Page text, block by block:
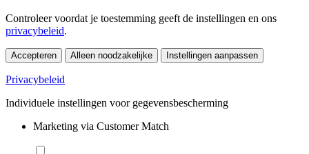
Controleer voordat je toestemming geeft de instellingen en ons
privacybeleid.
Accepteren Alleen noodzakelijke Instellingen aanpassen
Privacybeleid
Individuele instellingen voor gegevensbescherming
Marketing via Customer Match